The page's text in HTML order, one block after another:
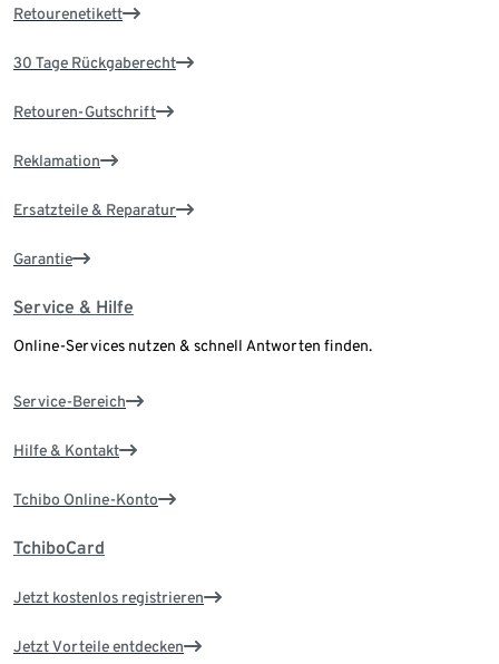
Retourenetikett
30 Tage Rückgaberecht
Retouren-Gutschrift
Reklamation
Ersatzteile & Reparatur
Garantie
Service & Hilfe
Online-Services nutzen & schnell Antworten finden.
Service-Bereich
Hilfe & Kontakt
Tchibo Online-Konto
TchiboCard
Jetzt kostenlos registrieren
Jetzt Vorteile entdecken